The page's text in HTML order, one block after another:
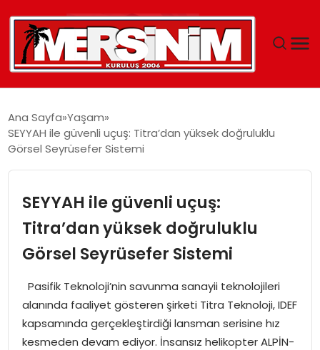
YAŞAM
EĞITIM
SPOR
EKONOMI
Ana Sayfa Yaşam
SEYYAH ile güvenli uçuş: Titra’dan yüksek doğruluklu
Görsel Seyrüsefer Sistemi
SEYYAH ile güvenli uçuş:
Titra’dan yüksek doğruluklu
Görsel Seyrüsefer Sistemi
Pasifik Teknoloji’nin savunma sanayii teknolojileri
alanında faaliyet gösteren şirketi Titra Teknoloji, IDEF
kapsamında gerçekleştirdiği lansman serisine hız
kesmeden devam ediyor. İnsansız helikopter ALPİN-